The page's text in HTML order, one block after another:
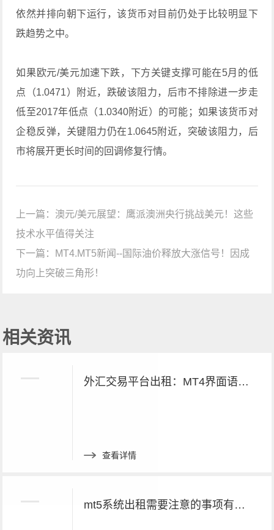
依然并排向朝下运行，该货币对目前仍处于比较明显下
跌趋势之中。
如果欧元/美元加速下跌，下方关键支撑可能在5月的低
点（1.0471）附近，跌破该阻力，后市不排除进一步走
低至2017年低点（1.0340附近）的可能；如果该货币对
企稳反弹，关键阻力仍在1.0645附近，突破该阻力，后
市将展开更长时间的回调修复行情。
上一篇： 澳元/美元展望：鹰派澳洲央行挑战美元！这些
技术水平值得关注
下一篇： MT4.MT5新闻--国际油价释放大涨信号！因成
功向上突破三角形！
相关资讯
外汇交易平台出租：MT4界面语言切换方法
查看详情
mt5系统出租需要注意的事项有哪些呢？